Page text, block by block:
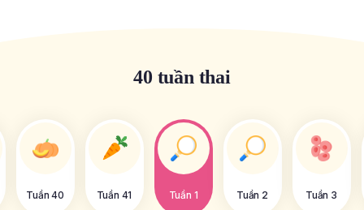
40 tuần thai
Tuần 40 Tuần 41 Tuần 1 Tuần 2 Tuần 3